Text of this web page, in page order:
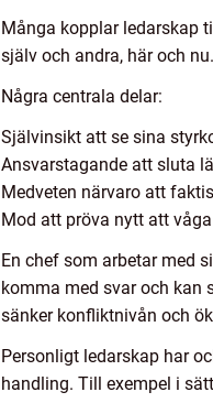
Många kopplar ledarskap
själv och andra, här och nu.
Några centrala delar:
Självinsikt att se sina
Ansvarstagande att sluta
Medveten närvaro att
Mod att pröva nytt att
En chef som arbetar med
komma med svar och kan
sänker konfliktnivån och
Personligt ledarskap har
handling. Till exempel i